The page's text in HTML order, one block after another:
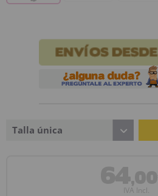
Talla única
64
IVA Incl.